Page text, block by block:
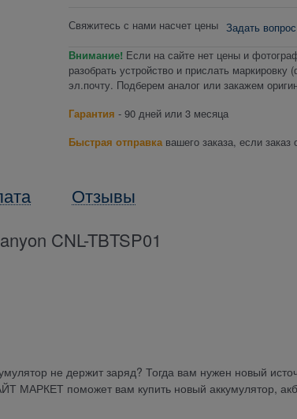
Свяжитесь с нами насчет цены Задать
Внимание! Если на сайте нет цены и
разобрать устройство и прислать
эл.почту. Подберем аналог или закажем
Гарантия - 90 дней или 3 месяца
Быстрая отправкавашего заказа, если заказ
Отзывы
CNL-TBTSP01
не держит заряд? Тогда вам нужен новый
МАРКЕТ поможет вам купить новый аккумулятор,